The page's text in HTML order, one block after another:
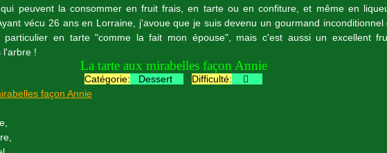
peuvent la consommer en fruit frais, en tarte ou en confiture, et même en
vécu 26 ans en Lorraine, j'avoue que je suis devenu un gourmand inconditionnel
particulier en tarte "comme la fait mon épouse", mais c'est aussi un excellent
l'arbre !
La tarte aux mirabelles façon Annie
Catégorie: Dessert Difficulté: 